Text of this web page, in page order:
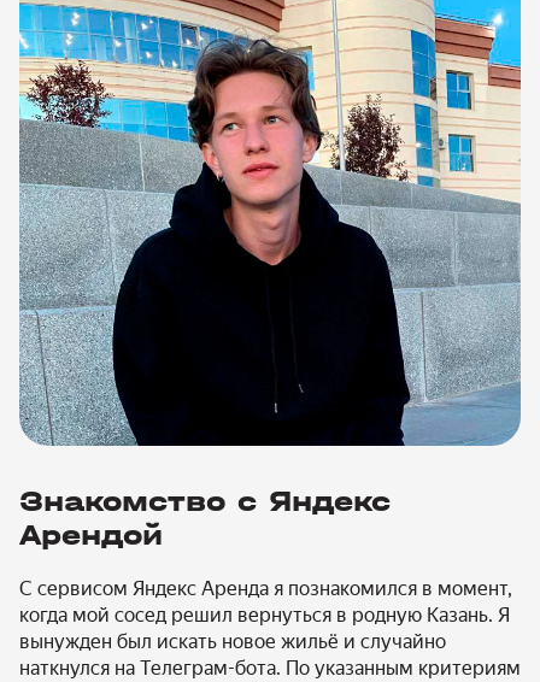
Знакомство с Яндекс
Арендой
С сервисом Яндекс Аренда я познакомился в момент,
когда мой сосед решил вернуться в родную Казань. Я
вынужден был искать новое жильё и случайно
наткнулся на Телеграм-бота. По указанным критериям